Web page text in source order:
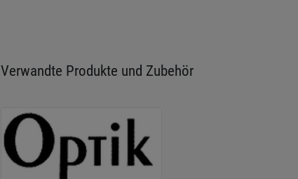
Verwandte Produkte und Zubehör